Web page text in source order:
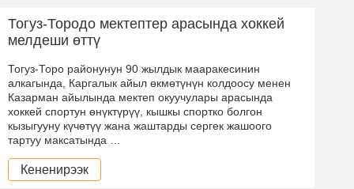
Тогуз-Тородо мектептер арасында хоккей
мелдеши өттү
Тогуз-Торо районунун 90 жылдык мааракесинин
алкагында, Каргалык айыл өкмөтүнүн колдоосу менен
Казарман айылында мектеп окуучулары арасында
хоккей спортун өнүктүрүү, кышкы спортко болгон
кызыгууну күчөтүү жана жаштарды сергек жашоого
тартуу максатында …
Кененирээк